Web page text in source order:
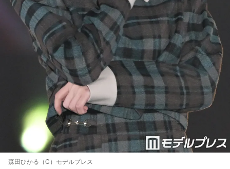
森田ひかる（C）モデルプレス